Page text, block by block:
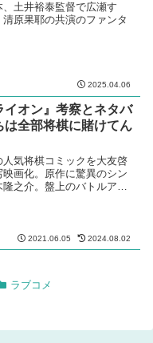
土井裕泰監督で広瀬す
原果耶の共演のファンタ
2025.04.06
イオン』考察とネタバ
は全部将棋に賭けてん
人気将棋コミックを大友啓
映画化。原作に驚異のシン
隆之介。盤上のバトルアク
2021.06.05 2024.08.02
ラブコメ